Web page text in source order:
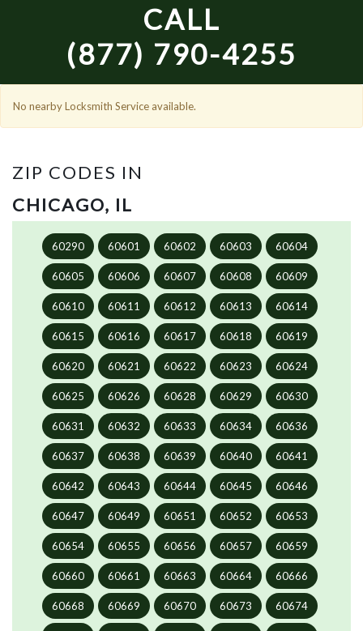
CALL
(877) 790-4255
No nearby Locksmith Service available.
ZIP CODES IN
CHICAGO, IL
60290 60601 60602 60603 60604
60605 60606 60607 60608 60609
60610 60611 60612 60613 60614
60615 60616 60617 60618 60619
60620 60621 60622 60623 60624
60625 60626 60628 60629 60630
60631 60632 60633 60634 60636
60637 60638 60639 60640 60641
60642 60643 60644 60645 60646
60647 60649 60651 60652 60653
60654 60655 60656 60657 60659
60660 60661 60663 60664 60666
60668 60669 60670 60673 60674